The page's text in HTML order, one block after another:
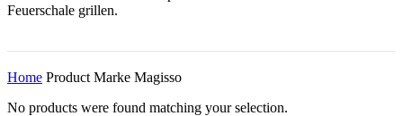
Feuerschale grillen.
Home Product Marke Magisso
No products were found matching your selection.